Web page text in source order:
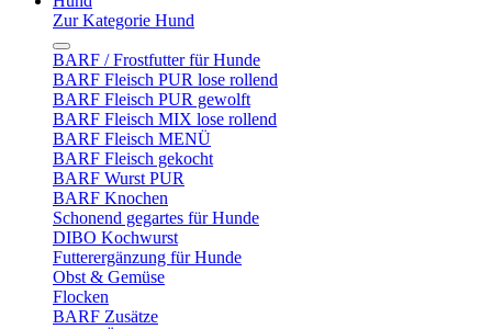
Zur Kategorie Hund
BARF / Frostfutter für Hunde
BARF Fleisch PUR lose rollend
BARF Fleisch PUR gewolft
BARF Fleisch MIX lose rollend
BARF Fleisch MENÜ
BARF Fleisch gekocht
BARF Wurst PUR
BARF Knochen
Schonend gegartes für Hunde
DIBO Kochwurst
Futterergänzung für Hunde
Obst & Gemüse
Flocken
BARF Zusätze